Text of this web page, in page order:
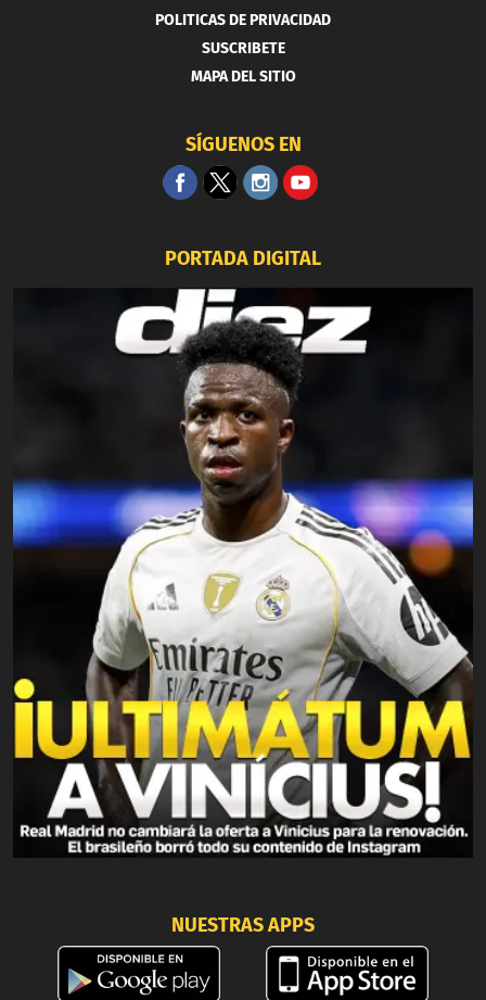
POLITICAS DE PRIVACIDAD
SUSCRIBETE
MAPA DEL SITIO
SÍGUENOS EN
PORTADA DIGITAL
NUESTRAS APPS